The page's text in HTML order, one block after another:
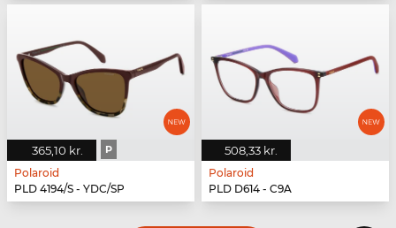
365,10 kr. P
Polaroid
PLD 4194/S - YDC/SP
508,33 kr.
Polaroid
PLD D614 - C9A